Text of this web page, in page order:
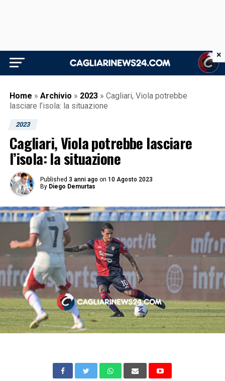
Home » Archivio » 2023 » Cagliari, Viola potrebbe
lasciare l’isola: la situazione
2023
Cagliari, Viola potrebbe lasciare
l’isola: la situazione
Published 3 anni ago on 10 Agosto 2023
By Diego Demurtas
×